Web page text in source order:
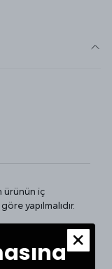
ürünün iç
yapılmalıdır.
göre